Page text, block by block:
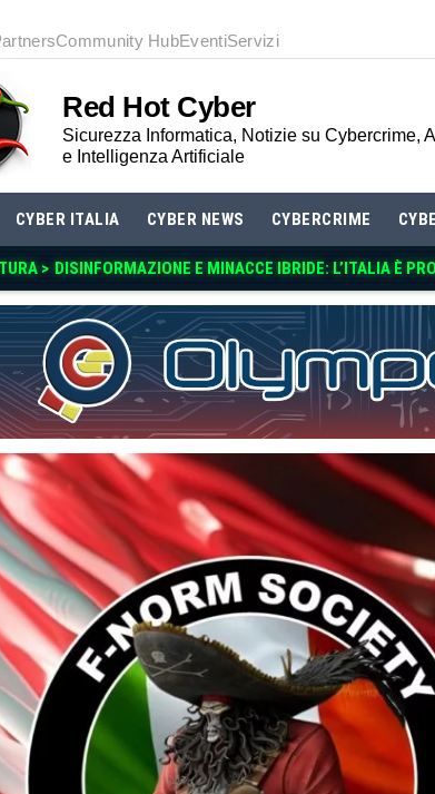
Community HubEventiServizi
Red Hot Cyber
Sicurezza Informatica, Notizie su Cybercrime,
e Intelligenza Artificiale
CYBER ITALIA CYBER NEWS CYBERCRIME
> DISINFORMAZIONE E MINACCE IBRIDE: L’ITALIA È